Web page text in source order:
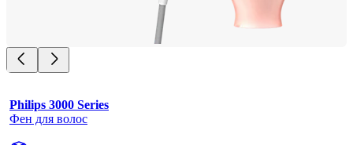
Philips 3000 Series
Фен для волос